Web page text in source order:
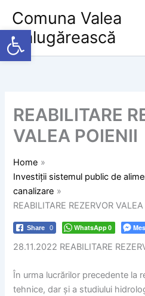
Deschide bara de unelte
content
Comuna Valea
Călugărească
REABILITARE
VALEA POIENII
Home
Investiții sistemul public de
canalizare
REABILITARE REZERVOR
Share 0 WhatsApp 0
28.11.2022 REABILITARE
În urma lucrărilor precedente la
tehnice, dar și a studiului